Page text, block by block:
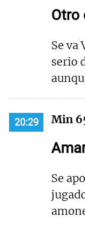
Otro
Se va
serio
20:29 Min
Se